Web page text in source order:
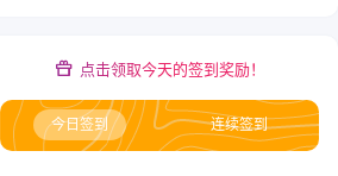
点击领取今天的签到奖励！
今日签到 连续签到